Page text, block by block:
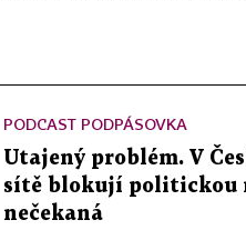
PODCAST PODPÁSOVKA
Utajený problém. V
sítě blokují politickou
nečekaná